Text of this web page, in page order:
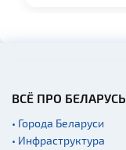
ВСЁ ПРО БЕЛАРУСЬ
• Города Беларуси
• Инфраструктура